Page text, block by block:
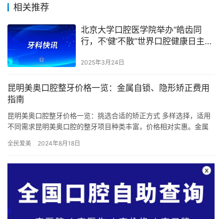
相关推荐
北京大学口腔医学院举办“皓齿同
行，不‘健’不散”世界口腔健康日主题
2025年3月24日
昆明美奥口腔整牙价格一览：金属自锁、隐形矫正费用
指南
昆明美奥口腔整牙价格一览：挑选合适的矫正方式 多样选择，适用
不同需求昆明美奥口腔的整牙项目种类丰富，价格相对实惠。金属
算。金…
全民爱美 2024年8月18日